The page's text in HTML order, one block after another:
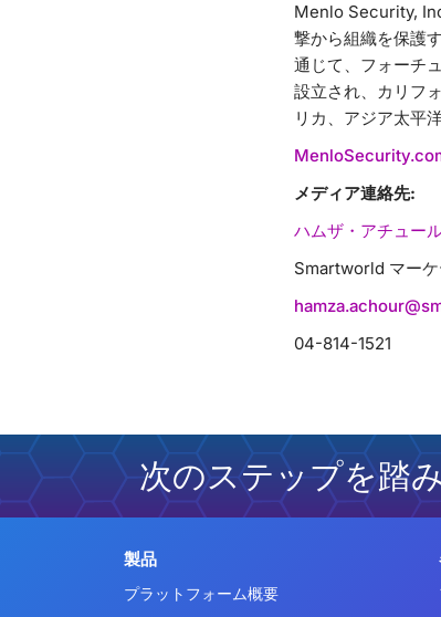
Menlo Security,
撃から組織を保護
通じて、フォーチ
設立され、カリフ
リカ、アジア太平
メディア連絡先:
ハムザ・アチュー
Smartworld マー
04-814-1521
次のステップを踏
製品
プラットフォーム概要